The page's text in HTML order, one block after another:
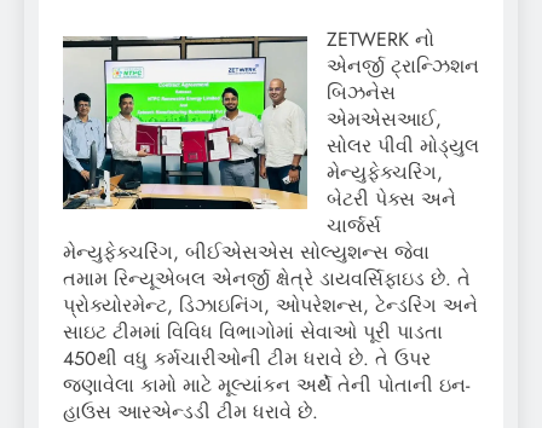
ZETWERK નો
એનર્જી ટ્રાન્ઝિશન
બિઝનેસ
એમએસઆઈ,
સોલર પીવી મોડ્યુલ
મેન્યુફેક્ચરિંગ,
બેટરી પેક્સ અને
ચાર્જર્સ
મેન્યુફેક્ચરિંગ, બીઈએસએસ સોલ્યુશન્સ જેવા
તમામ રિન્યૂએબલ એનર્જી ક્ષેત્રે ડાયવર્સિફાઇડ છે. તે
પ્રોક્યોરમેન્ટ, ડિઝાઇનિંગ, ઓપરેશન્સ, ટેન્ડરિંગ અને
સાઇટ ટીમમાં વિવિધ વિભાગોમાં સેવાઓ પૂરી પાડતા
450થી વધુ કર્મચારીઓની ટીમ ધરાવે છે. તે ઉપર
જણાવેલા કામો માટે મૂલ્યાંકન અર્થે તેની પોતાની ઇન-
હાઉસ આરએન્ડડી ટીમ ધરાવે છે.